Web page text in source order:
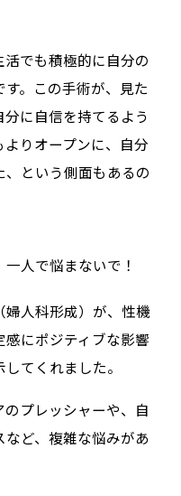
でも積極的に自分の
。この手術が、見た
に自信を持てるよう
りオープンに、自分
という側面もあるの
人で悩まないで！
婦人科形成）が、性機
にポジティブな影響
てくれました。
プレッシャーや、自
ど、複雑な悩みがあ